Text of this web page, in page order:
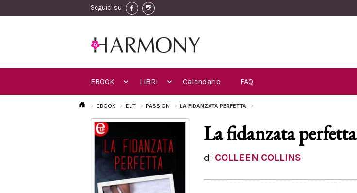
Seguici su
EBOOK LIBRI Calendario FAQ
EBOOK ELIT PASSION LA FIDANZATA PERFETTA
La fidanzata perfetta
di COLLEEN COLLINS